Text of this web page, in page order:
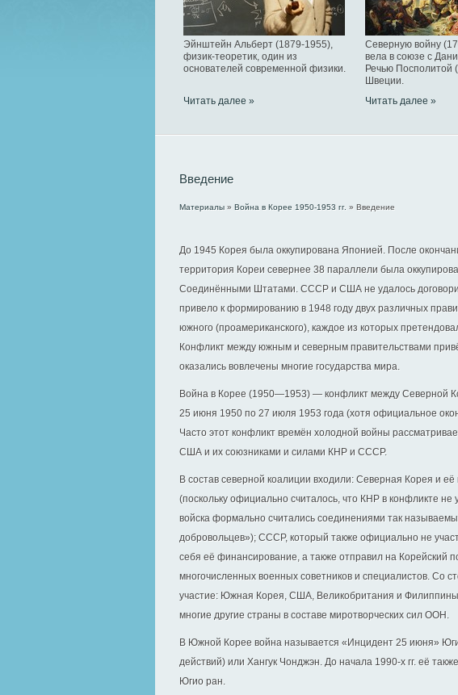
Эйнштейн Альберт (1879-1955),
физик-теоретик, один из
основателей современной физики.
Читать далее »
Северную войну
вела в союзе с
Речью Посполитой
Швеции.
Читать далее »
Введение
Материалы » Война в Корее 1950-1953 гг. » Введение
До 1945 Корея была оккупирована Японией. После
территория Кореи севернее 38 параллели была
Соединёнными Штатами. СССР и США не удалось
привело к формированию в 1948 году двух различных
южного (проамериканского), каждое из которых
Конфликт между южным и северным правительствами
оказались вовлечены многие государства мира.
Война в Корее (1950—1953) — конфликт между Северной
25 июня 1950 по 27 июля 1953 года (хотя официальное
Часто этот конфликт времён холодной войны
США и их союзниками и силами КНР и СССР.
В состав северной коалиции входили: Северная Корея и
(поскольку официально считалось, что КНР в конфликте не
войска формально считались соединениями так
добровольцев»); СССР, который также официально не
себя её финансирование, а также отправил на Корейский
многочисленных военных советников и специалистов. Со
участие: Южная Корея, США, Великобритания и
многие другие страны в составе миротворческих сил ООН.
В Южной Корее война называется «Инцидент 25 июня»
действий) или Хангук Чонджэн. До начала 1990-х гг. её
Югио ран.